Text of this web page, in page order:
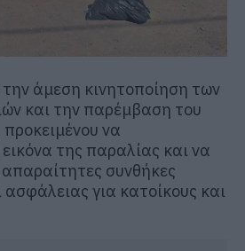
την άμεση κινητοποίηση των
και την παρέμβαση του
να
της παραλίας και να
συνθήκες
για κατοίκους και